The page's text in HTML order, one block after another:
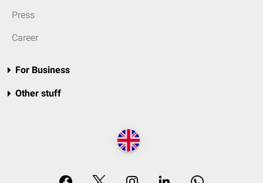
Press
Career
For Business
Other stuff